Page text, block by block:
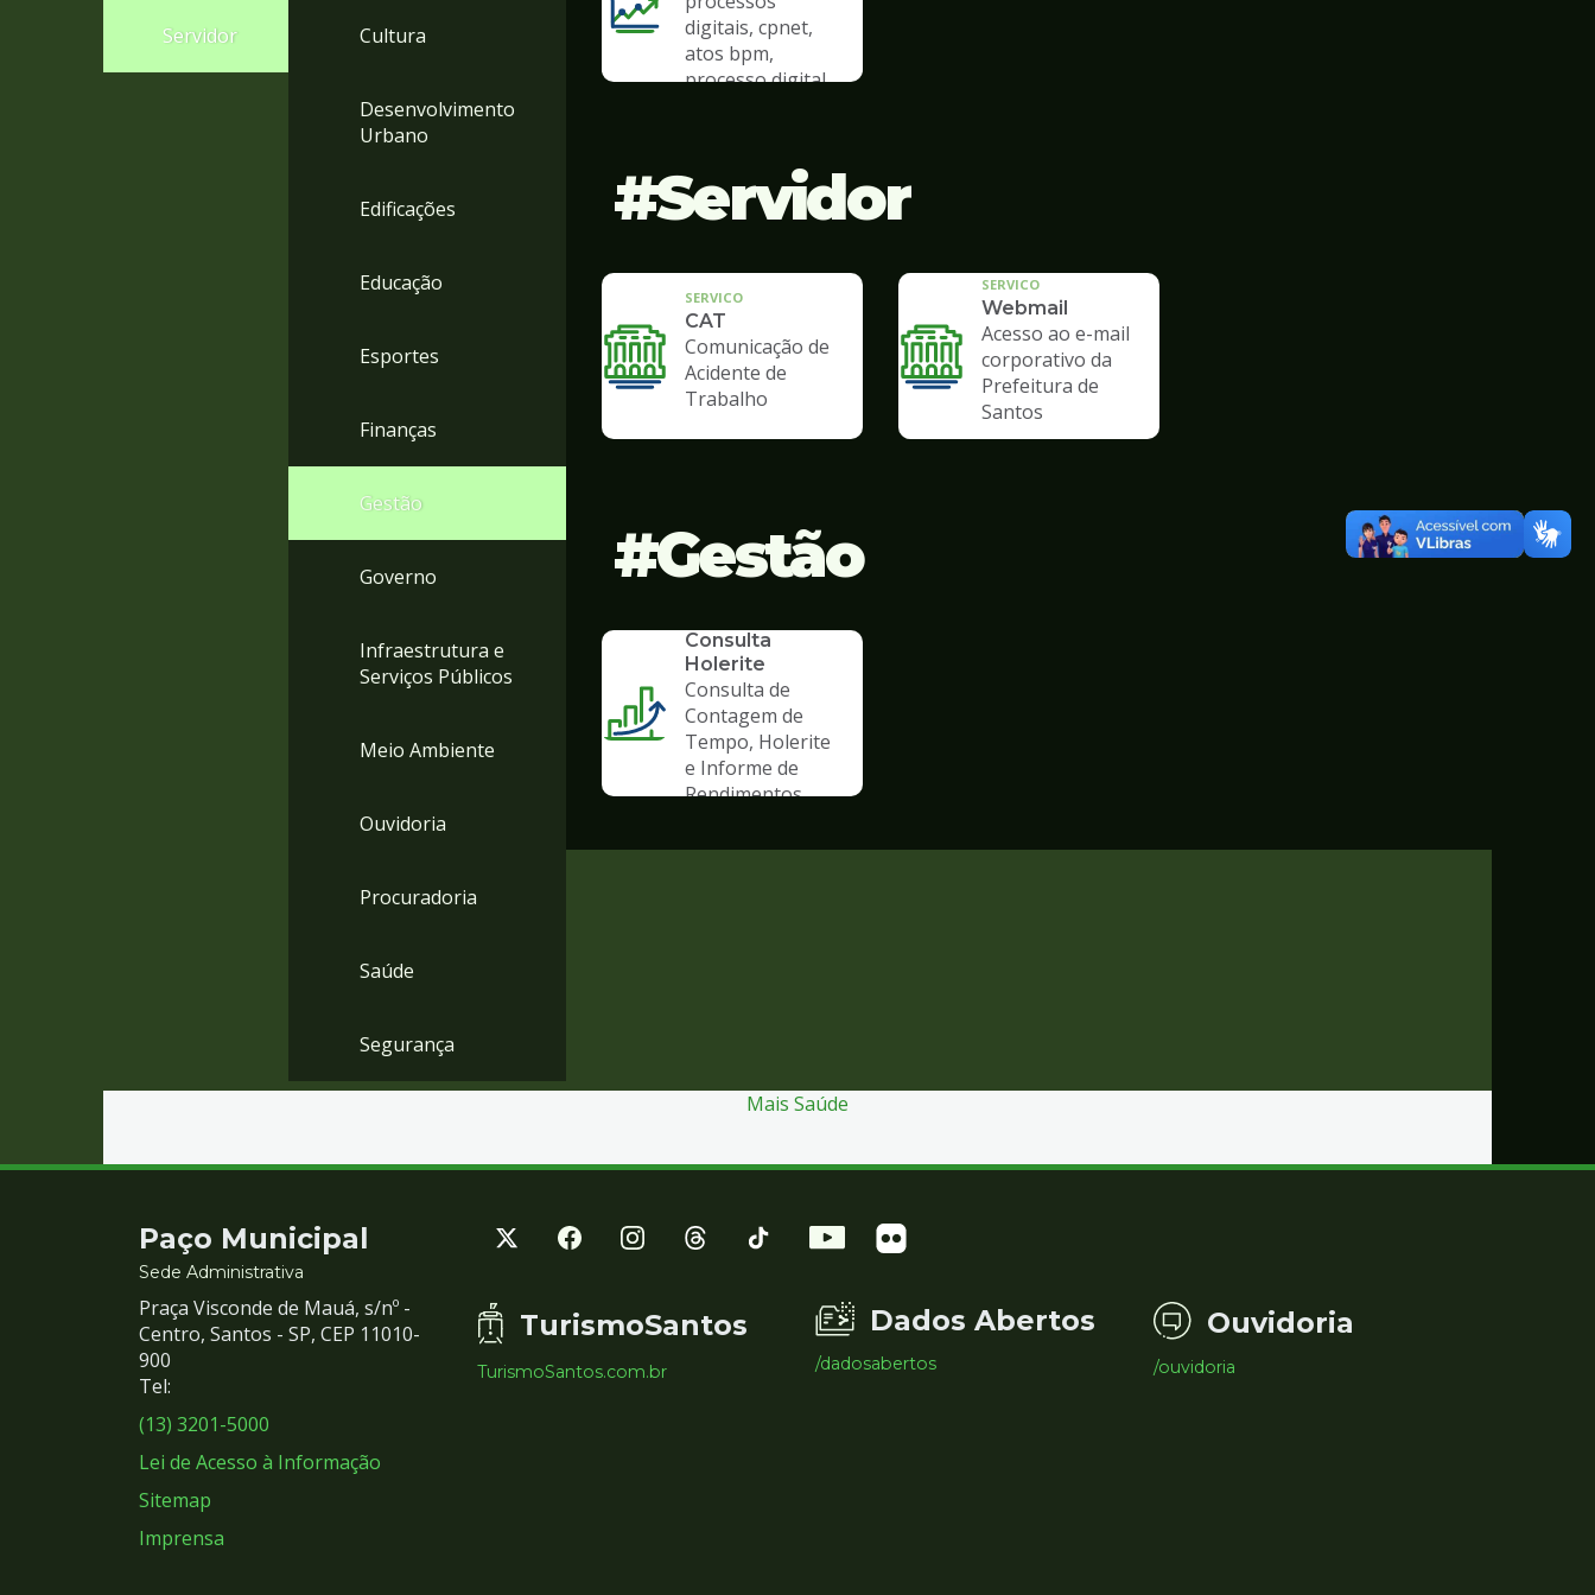
Servidor Cultura
Desenvolvimento
Urbano
Edificações
Educação
Esportes
Finanças
Gestão
Governo
Infraestrutura e
Serviços Públicos
Meio Ambiente
Ouvidoria
Procuradoria
Saúde
Segurança
digitais, cpnet,
atos bpm,
processo digital
Servidor
SERVICO
CAT
Comunicação de
Acidente de
Trabalho
SERVICO
Webmail
Acesso ao e-mail
corporativo da
Prefeitura de
Santos
Gestão
Consulta
Holerite
Consulta de
Contagem de
Tempo, Holerite
e Informe de
Rendimentos
Mais Saúde
Contato
e
Redes
Sociais
Paço Municipal
Sede Administrativa
Praça Visconde de Mauá, s/nº -
Centro, Santos - SP, CEP 11010-
900
Tel:
(13) 3201-5000
Lei de Acesso à Informação
Sitemap
Imprensa
TurismoSantos
TurismoSantos.com.br
Dados Abertos
/dadosabertos
Ouvidoria
/ouvidoria